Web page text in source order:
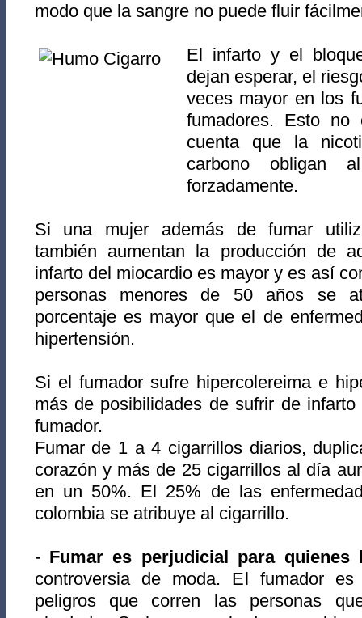
modo que la sangre no puede fluir
El infarto y el
dejan esperar, el
veces mayor en los
fumadores. Esto
cuenta que la
carbono obligan
forzadamente.
Si una mujer además de fumar
también aumentan la producción de
infarto del miocardio es mayor y es así
personas menores de 50 años se
porcentaje es mayor que el de
hipertensión.
Si el fumador sufre hipercolereima e
más de posibilidades de sufrir de
fumador.
Fumar de 1 a 4 cigarrillos diarios,
corazón y más de 25 cigarrillos al día
en un 50%. El 25% de las
colombia se atribuye al cigarrillo.
- Fumar es perjudicial para
controversia de moda. El fumador
peligros que corren las personas